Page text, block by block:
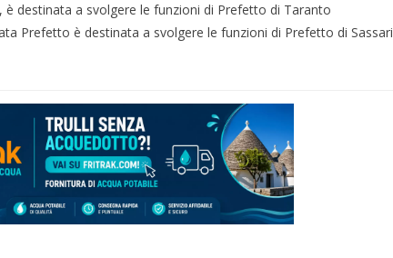
è destinata a svolgere le funzioni di Prefetto di Taranto
Prefetto è destinata a svolgere le funzioni di Prefetto di Sassari